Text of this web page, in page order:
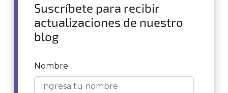
Suscríbete para recibir
actualizaciones de nuestro
blog
Nombre